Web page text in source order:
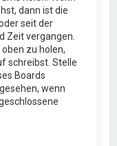
dann ist die
seit der
Zeit vergangen.
zu holen,
schreibst. Stelle
Boards
wenn